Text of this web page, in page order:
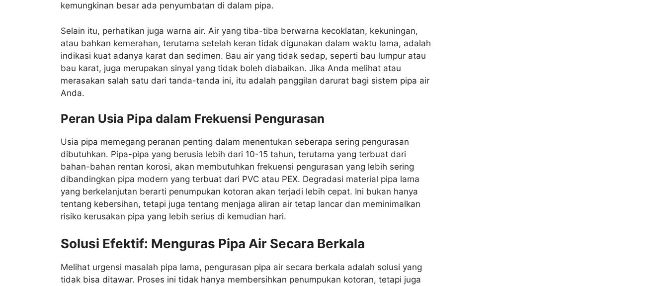
kemungkinan besar ada penyumbatan di dalam pipa.
Selain itu, perhatikan juga warna air. Air yang tiba-tiba berwarna kecoklatan, kekuningan,
atau bahkan kemerahan, terutama setelah keran tidak digunakan dalam waktu lama, adalah
indikasi kuat adanya karat dan sedimen. Bau air yang tidak sedap, seperti bau lumpur atau
bau karat, juga merupakan sinyal yang tidak boleh diabaikan. Jika Anda melihat atau
merasakan salah satu dari tanda-tanda ini, itu adalah panggilan darurat bagi sistem pipa air
Anda.
Peran Usia Pipa dalam Frekuensi Pengurasan
Usia pipa memegang peranan penting dalam menentukan seberapa sering pengurasan
dibutuhkan. Pipa-pipa yang berusia lebih dari 10-15 tahun, terutama yang terbuat dari
bahan-bahan rentan korosi, akan membutuhkan frekuensi pengurasan yang lebih sering
dibandingkan pipa modern yang terbuat dari PVC atau PEX. Degradasi material pipa lama
yang berkelanjutan berarti penumpukan kotoran akan terjadi lebih cepat. Ini bukan hanya
tentang kebersihan, tetapi juga tentang menjaga aliran air tetap lancar dan meminimalkan
risiko kerusakan pipa yang lebih serius di kemudian hari.
Solusi Efektif: Menguras Pipa Air Secara Berkala
Melihat urgensi masalah pipa lama, pengurasan pipa air secara berkala adalah solusi yang
tidak bisa ditawar. Proses ini tidak hanya membersihkan penumpukan kotoran, tetapi juga